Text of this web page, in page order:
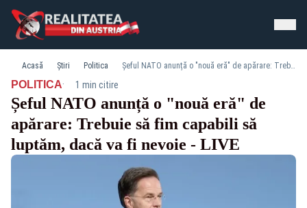
Acasă Știri Politica Șeful NATO anunță o "nouă eră" de apărare: Trebuie să fim capabili să luptăm, dacă va fi nevoie - LIVE
POLITICA· 1 min citire
Șeful NATO anunță o "nouă eră" de
apărare: Trebuie să fim capabili să
luptăm, dacă va fi nevoie - LIVE